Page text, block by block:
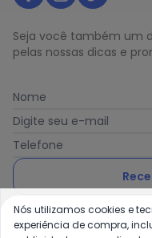
Seja você também um
pelas nossas dicas e
Nome
Digite seu e-mail
Telefone
Ao enviar o cadastro,
Nós utilizamos cookies e
experiência de compra,